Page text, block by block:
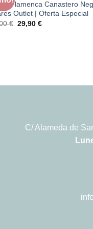
Flamenca Canastero
Outlet | Oferta Especial
€ El
29,90€El
C/ Alameda de